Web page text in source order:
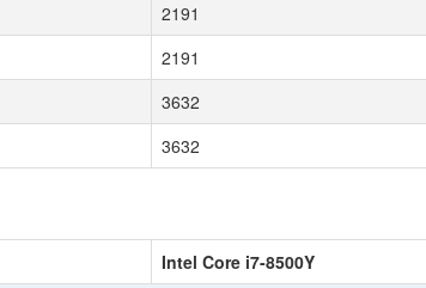
2191
2191
3632
3632
Intel Core i7-8500Y